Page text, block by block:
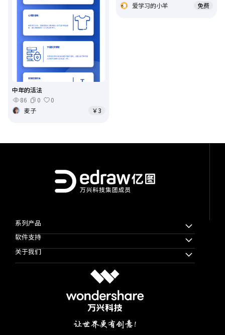
中年的活法
86
0
0
麦子
￥3
爱学习的小羊
免费
系列产品
万兴脑图MindMaster
万兴图示
软件支持
下载中心
关于我们